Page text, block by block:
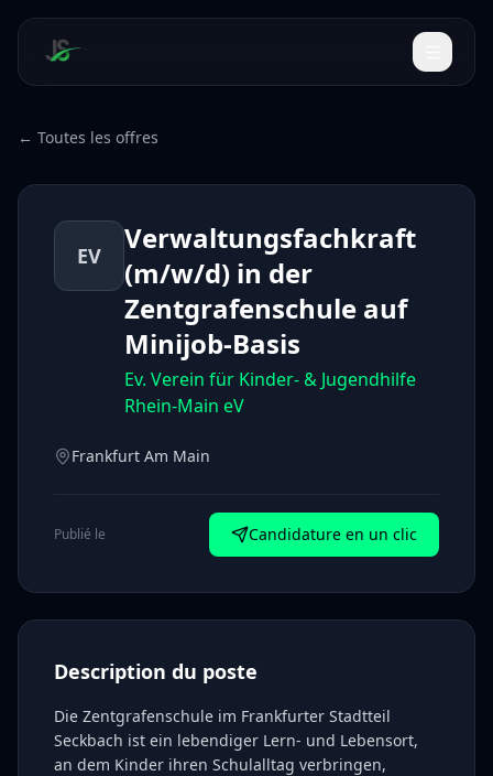
← Toutes les offres
EV
Verwaltungsfachkraft
(m/w/d) in der
Zentgrafenschule auf
Minijob-Basis
Ev. Verein für Kinder- & Jugendhilfe
Rhein-Main eV
Frankfurt Am Main
Publié le Candidature en un clic
Description du poste
Die Zentgrafenschule im Frankfurter Stadtteil
Seckbach ist ein lebendiger Lern- und Lebensort,
an dem Kinder ihren Schulalltag verbringen,